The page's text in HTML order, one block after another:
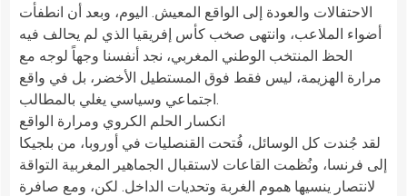
الاحتفالات والعودة إلى الواقع المعيش. اليوم، وبعد أن انطفأت
أضواء الملاعب، وانتهى صخب كأس إفريقيا الذي لم يحالف فيه
الحظ المنتخب الوطني المغربي، نجد أنفسنا وجهاً لوجه مع
مرارة الهزيمة، ليس فقط فوق المستطيل الأخضر، بل في واقع
اجتماعي وسياسي يغلي بالمطالب.
انكسار الحلم الكروي ومرارة الواقع
لقد جُندت كل الوسائل، فُتحت القنصليات في أوروبا، من بلجيكا
إلى فرنسا، ونُظمت القاعات لاستقبال الجماهير المغربية التواقة
لانتصار ينسيها هموم الغربة وتحديات الداخل. لكن، ومع صافرة